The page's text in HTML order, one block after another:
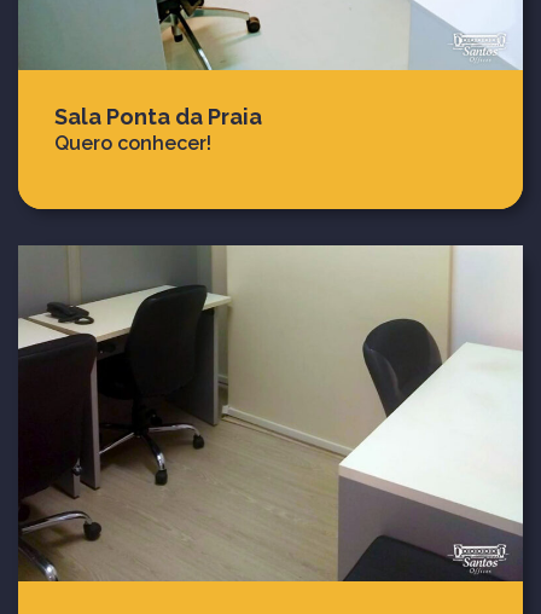
Sala Ponta da Praia
Quero conhecer!